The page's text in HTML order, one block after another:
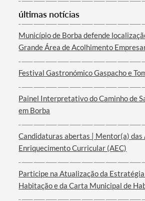
Termo de Pesquisa
Categorias gerais
Filtros
últimas notícias
Município de Borba defende
Grande Área de Acolhimento
Festival Gastronómico Gaspacho e
Painel Interpretativo do Caminho de
em Borba
Candidaturas abertas | Mentor(a) das
Enriquecimento Curricular (AEC)
Participe na Atualização da
Habitação e da Carta Municipal de